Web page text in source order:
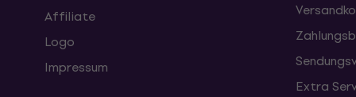
Affiliate
Logo
Impressum
Extra